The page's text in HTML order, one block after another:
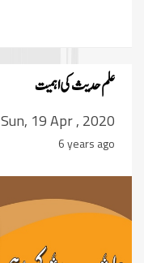
علم حدیث کی اہمیت
Sun, 19 Apr , 2020
6 years ago